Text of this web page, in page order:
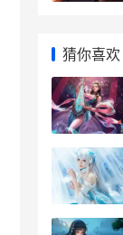
猜你喜欢